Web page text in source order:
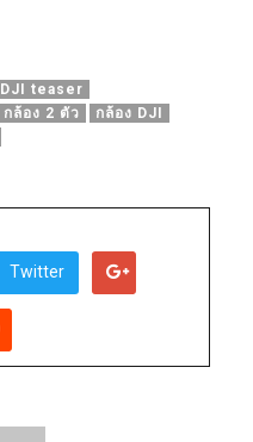
DJI teaser
กล้อง 2 ตัว
กล้อง DJI
Twitter